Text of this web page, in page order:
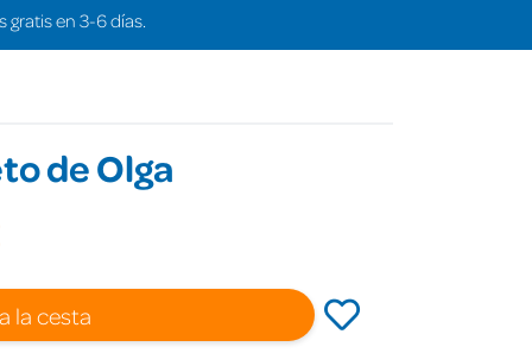
gratis en 3-6 días.
de Olga
la cesta